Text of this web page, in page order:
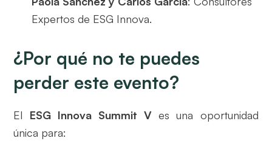
Expertos de ESG Innova.
¿Por qué no te puedes
perder este evento?
El ESG Innova Summit V es una oportunidad
única para: